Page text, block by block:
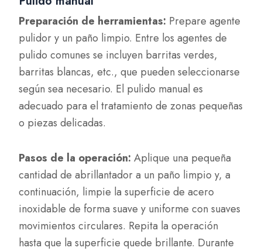
Preparación de herramientas: Prepare agente
pulidor y un paño limpio. Entre los agentes de
pulido comunes se incluyen barritas verdes,
barritas blancas, etc., que pueden seleccionarse
según sea necesario. El pulido manual es
adecuado para el tratamiento de zonas pequeñas
o piezas delicadas.
Pasos de la operación: Aplique una pequeña
cantidad de abrillantador a un paño limpio y, a
continuación, limpie la superficie de acero
inoxidable de forma suave y uniforme con suaves
movimientos circulares. Repita la operación
hasta que la superficie quede brillante. Durante